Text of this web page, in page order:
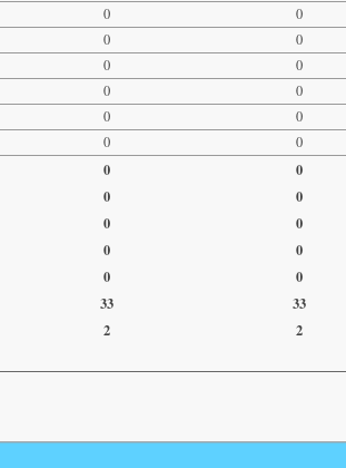
0 0
0 0
0 0
0 0
0 0
0 0
0 0
0 0
0 0
0 0
0 0
33 33
2 2